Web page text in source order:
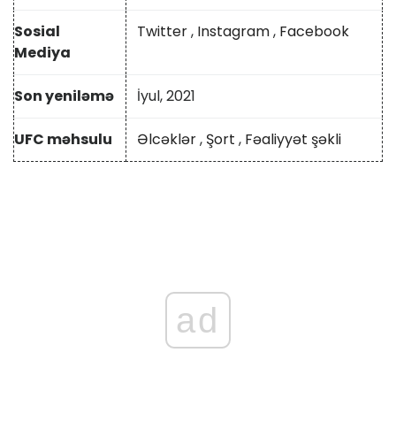
Sosial
Mediya
Twitter, Instagram, Facebook
Son yeniləmə İyul, 2021
UFC məhsulu Əlcəklər, Şort , Fəaliyyət şəkli
ad